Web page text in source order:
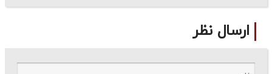
ارسال نظر